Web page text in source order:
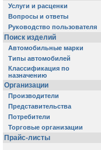
Услуги и расценки
Вопросы и ответы
Руководство пользователя
Поиск изделий
Автомобильные марки
Типы автомобилей
Классификация по
назначению
Организации
Производители
Представительства
Потребители
Торговые организации
Прайс-листы